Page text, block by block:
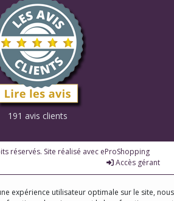
191 avis clients
réservés. Site réalisé avec eProShopping
Accès gérant
expérience utilisateur optimale sur le site, nous